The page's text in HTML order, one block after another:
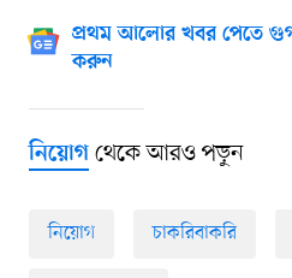
প্রথম আলোর খবর পেতে
করুন
নিয়োগথেকে আরও পড়ুন
নিয়োগ চাকরিবাকরি